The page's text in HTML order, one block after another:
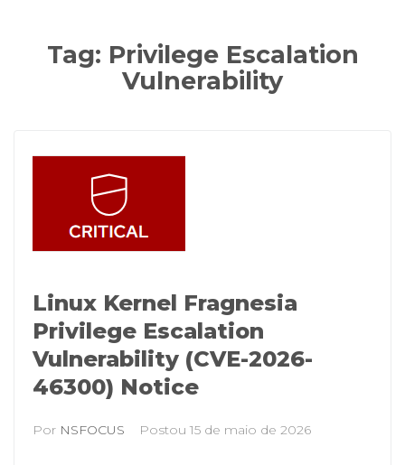
Tag: Privilege Escalation
Vulnerability
Linux Kernel Fragnesia
Privilege Escalation
Vulnerability (CVE-2026-
46300) Notice
Por NSFOCUS Postou 15 de maio de 2026